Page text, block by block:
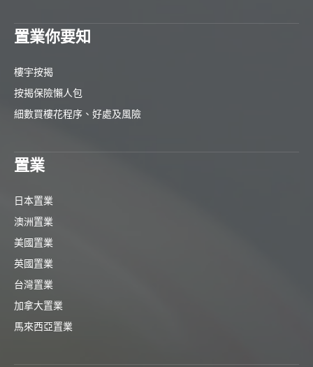
置業你要知
樓宇按揭
按揭保險懶人包
細數買樓花程序、好處及風險
置業
日本置業
澳洲置業
美國置業
英國置業
台灣置業
加拿大置業
馬來西亞置業